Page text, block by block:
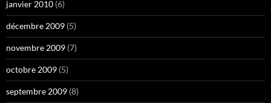
janvier 2010 (6)
décembre 2009 (5)
novembre 2009 (7)
octobre 2009 (5)
septembre 2009 (8)